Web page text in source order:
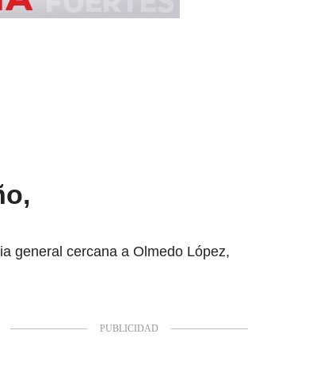
general cercana a Olmedo López,